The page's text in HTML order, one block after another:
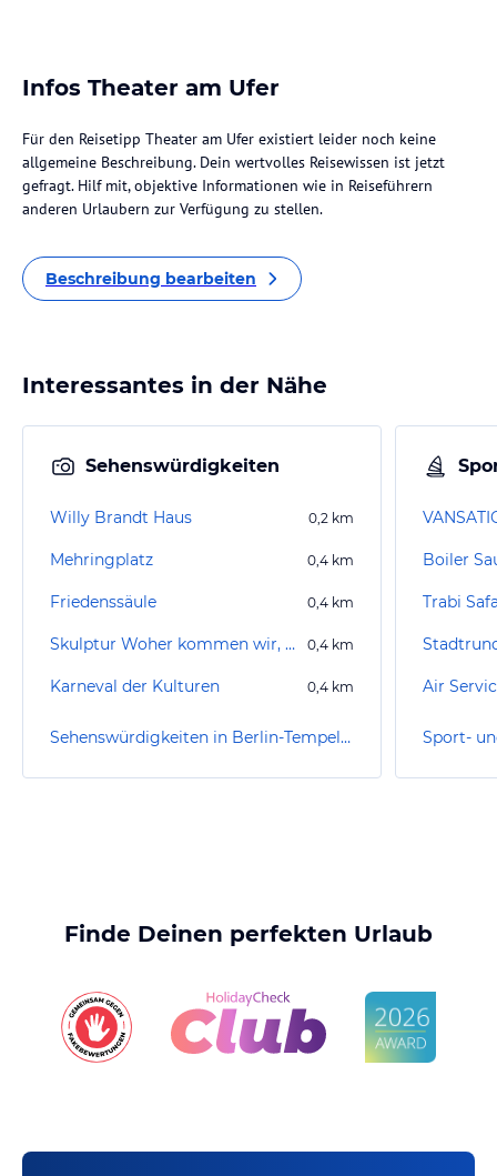
Infos Theater am Ufer
Für den Reisetipp Theater am Ufer existiert leider noch keine
allgemeine Beschreibung. Dein wertvolles Reisewissen ist jetzt
gefragt. Hilf mit, objektive Informationen wie in Reiseführern
anderen Urlaubern zur Verfügung zu stellen.
Beschreibung bearbeiten
Interessantes in der Nähe
Sehenswürdigkeiten
Willy Brandt Haus 0,2 km
Mehringplatz 0,4 km
Friedenssäule 0,4 km
Skulptur Woher kommen wir, wohin gehen wir 0,4 km
Karneval der Kulturen 0,4 km
Sehenswürdigkeiten in Berlin-Tempelhof-Schöneberg
Boiler
Trabi
Air
Finde Deinen perfekten Urlaub